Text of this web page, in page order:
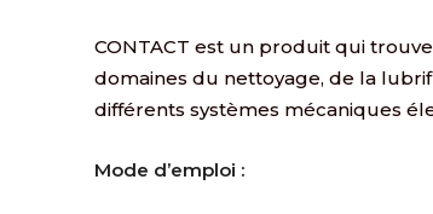
CONTACT est un produit qui
domaines du nettoyage, de la
différents systèmes mécaniques
Mode d’emploi :